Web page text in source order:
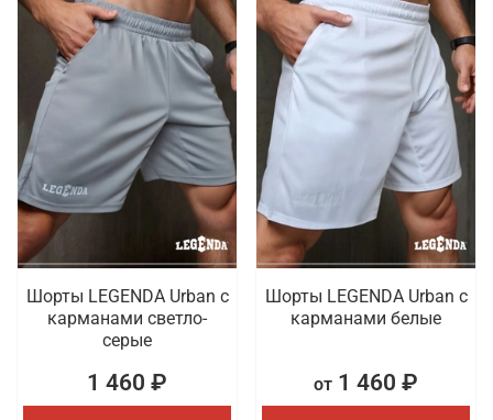
Шорты LEGENDA Urban c
карманами светло-
серые
1 460 ₽
Шорты LEGENDA Urban c
карманами белые
от 1 460 ₽